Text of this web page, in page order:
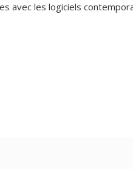
avec les logiciels